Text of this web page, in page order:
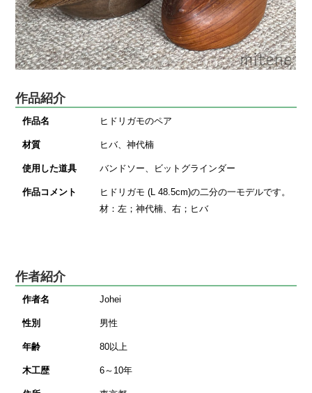
作品紹介
作品名 ヒドリガモのペア
材質 ヒバ、神代楠
使用した道具 バンドソー、ビットグラインダー
作品コメント
ヒドリガモ (L 48.5cm)の二分の一モデルです。
材：左；神代楠、右；ヒバ
作者紹介
作者名 Johei
性別 男性
年齢 80以上
木工歴 6～10年